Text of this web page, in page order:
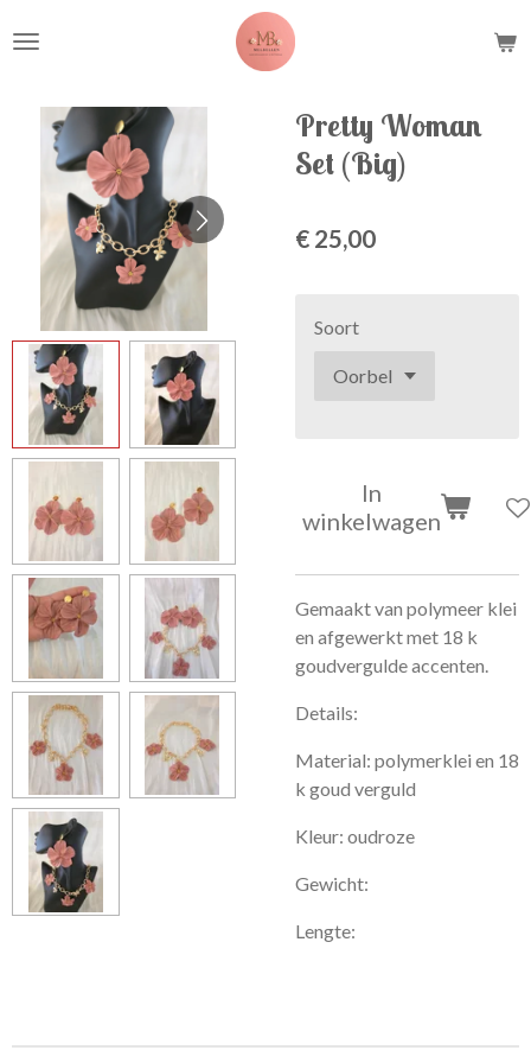
direct
hoofdinhoud
Pretty Woman
Set (Big)
€ 25,00
Soort
In
winkelwagen
Gemaakt van polymeer klei
en afgewerkt met 18 k
goudvergulde accenten.
Details:
Material: polymerklei en 18
k goud verguld
Kleur: oudroze
Gewicht:
Lengte: